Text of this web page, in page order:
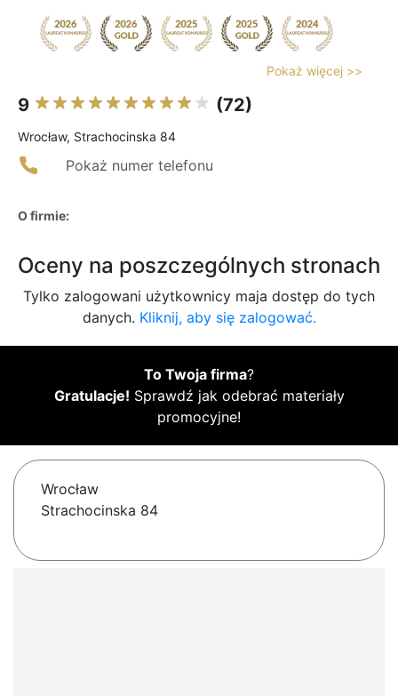
Pokaż więcej >>
9 (72)
Wrocław, Strachocinska 84
Pokaż numer telefonu
O firmie:
Oceny na poszczególnych stronach
Tylko zalogowani użytkownicy maja dostęp do tych
danych. Kliknij, aby się zalogować.
To Twoja firma?
Gratulacje! Sprawdź jak odebrać materiały
promocyjne!
Wrocław
Strachocinska 84